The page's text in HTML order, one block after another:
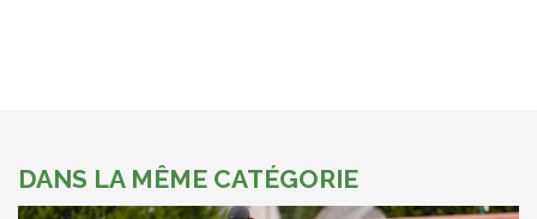
DANS LA MÊME CATÉGORIE